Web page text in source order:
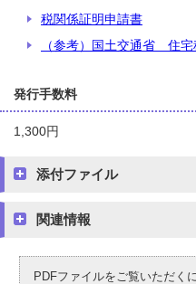
税関係証明申請書
（参考）国土交通省 住宅
発行手数料
1,300円
添付ファイル
関連情報
PDFファイルをご覧いただく